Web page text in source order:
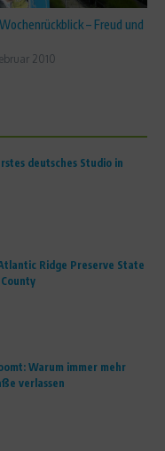
– Freud und
2010
deutsches Studio in
Ridge Preserve State
Warum immer mehr
verlassen